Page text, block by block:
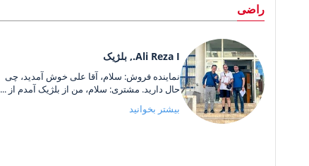
راضی
Ali Reza I., بلژیک
نماینده فروش: سلام، آقا علی خوش آمدید، چی
حال دارید. مشتری: سلام، من از بلژیک آمدم از ...
بیشتر بخوانید